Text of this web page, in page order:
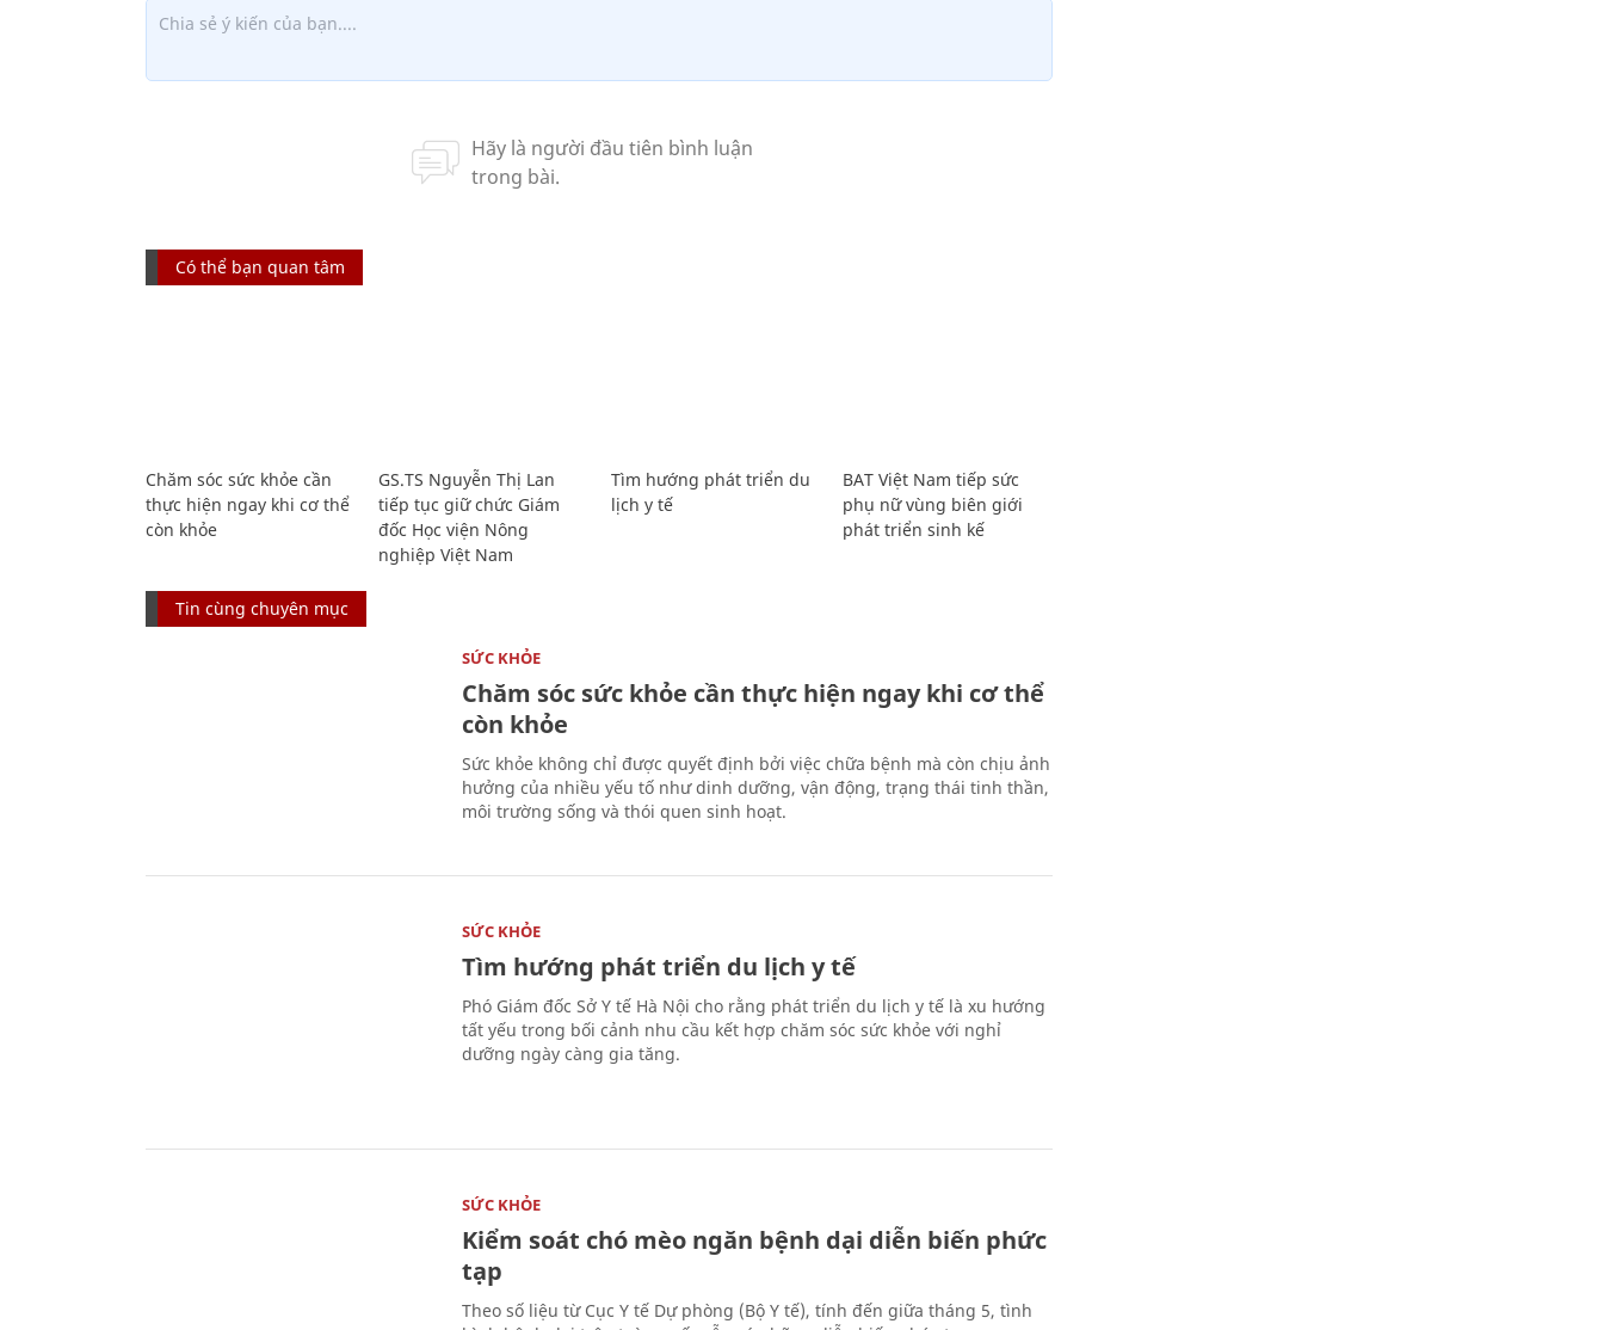
Có thể bạn quan tâm
Chăm sóc sức khỏe cần
thực hiện ngay khi cơ thể
còn khỏe
GS.TS Nguyễn Thị Lan
tiếp tục giữ chức Giám
đốc Học viện Nông
nghiệp Việt Nam
Tìm hướng phát triển du
lịch y tế
BAT Việt Nam tiếp sức
phụ nữ vùng biên giới
phát triển sinh kế
Tin cùng chuyên mục
SỨC KHỎE
Chăm sóc sức khỏe cần thực hiện ngay khi cơ thể
còn khỏe
Sức khỏe không chỉ được quyết định bởi việc chữa bệnh mà còn chịu ảnh
hưởng của nhiều yếu tố như dinh dưỡng, vận động, trạng thái tinh thần,
môi trường sống và thói quen sinh hoạt.
SỨC KHỎE
Tìm hướng phát triển du lịch y tế
Phó Giám đốc Sở Y tế Hà Nội cho rằng phát triển du lịch y tế là xu hướng
tất yếu trong bối cảnh nhu cầu kết hợp chăm sóc sức khỏe với nghỉ
dưỡng ngày càng gia tăng.
SỨC KHỎE
Kiểm soát chó mèo ngăn bệnh dại diễn biến phức
tạp
Theo số liệu từ Cục Y tế Dự phòng (Bộ Y tế), tính đến giữa tháng 5, tình